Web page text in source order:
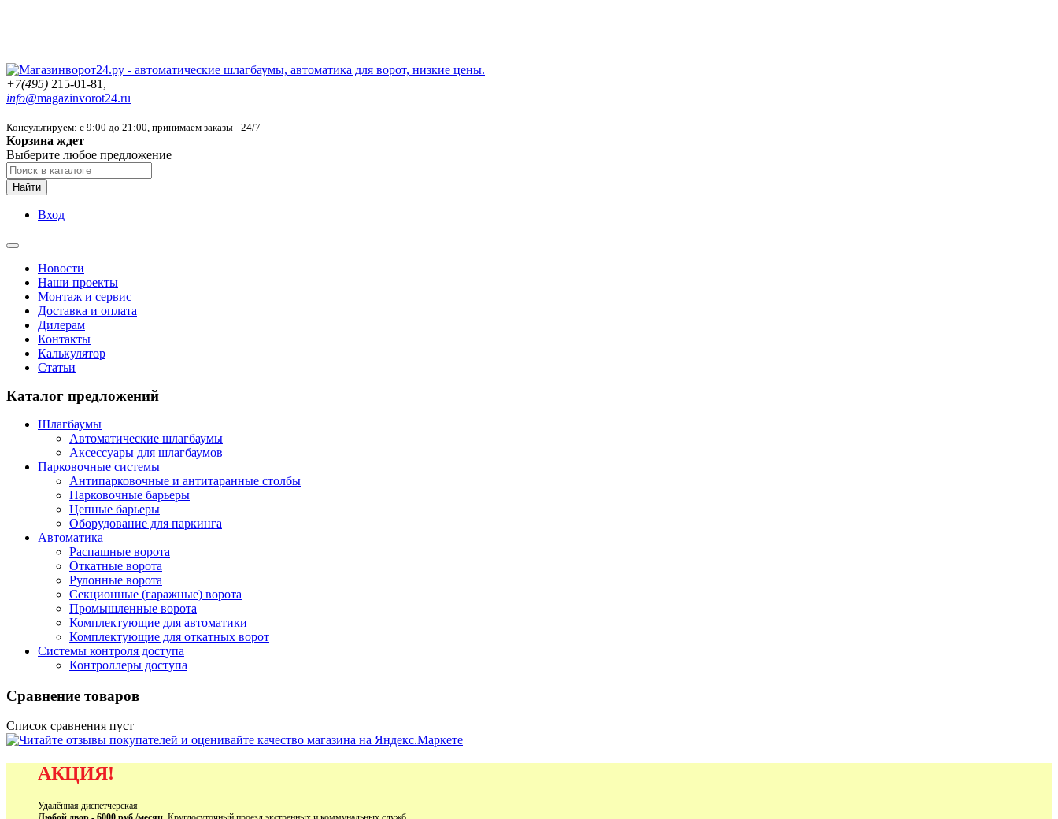
+7(495) 215-01-81,
info@magazinvorot24.ru
Консультируем: с 9:00 до 21:00, принимаем заказы - 24/7
Корзина ждет
Выберите любое предложение
Найти
Вход
Новости
Наши проекты
Монтаж и сервис
Доставка и оплата
Дилерам
Контакты
Калькулятор
Статьи
Каталог предложений
Шлагбаумы
Автоматические шлагбаумы
Аксессуары для шлагбаумов
Парковочные системы
Антипарковочные и антитаранные столбы
Парковочные барьеры
Цепные барьеры
Оборудование для паркинга
Автоматика
Распашные ворота
Откатные ворота
Рулонные ворота
Секционные (гаражные) ворота
Промышленные ворота
Комплектующие для автоматики
Комплектующие для откатных ворот
Системы контроля доступа
Контроллеры доступа
Сравнение товаров
Список сравнения пуст
АКЦИЯ!
Удалённая диспетчерская